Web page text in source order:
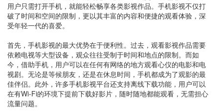
用户只需打开手机，就能轻松畅享各类影视作品。手机影视不仅打
破了时间和空间的限制，更以其丰富的内容和便捷的观看体验，深
受年轻一代的喜爱。
首先，手机影视的最大优势在于便利性。过去，观看影视作品需要
依赖电视等大型设备，观众往往受制于时间和地点的限制。而如
今，借助手机，用户可以在任何有网络的地方观看心仪的电影和电
视剧。无论是等候朋友，还是在休息时间，手机都成为了观影的最
佳伴侣。此外，许多手机影视平台还支持离线下载功能，用户可以
在有Wi-Fi的环境下提前下载好影片，随时随地都能观看，无需担心
流量问题。